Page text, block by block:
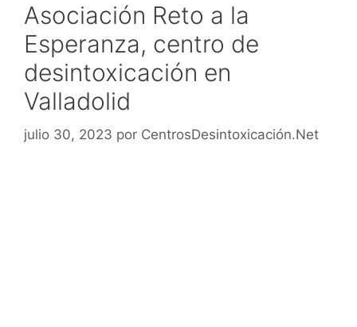
Asociación Reto a la
Esperanza, centro de
desintoxicación en
Valladolid
julio 30, 2023 por CentrosDesintoxicación.Net